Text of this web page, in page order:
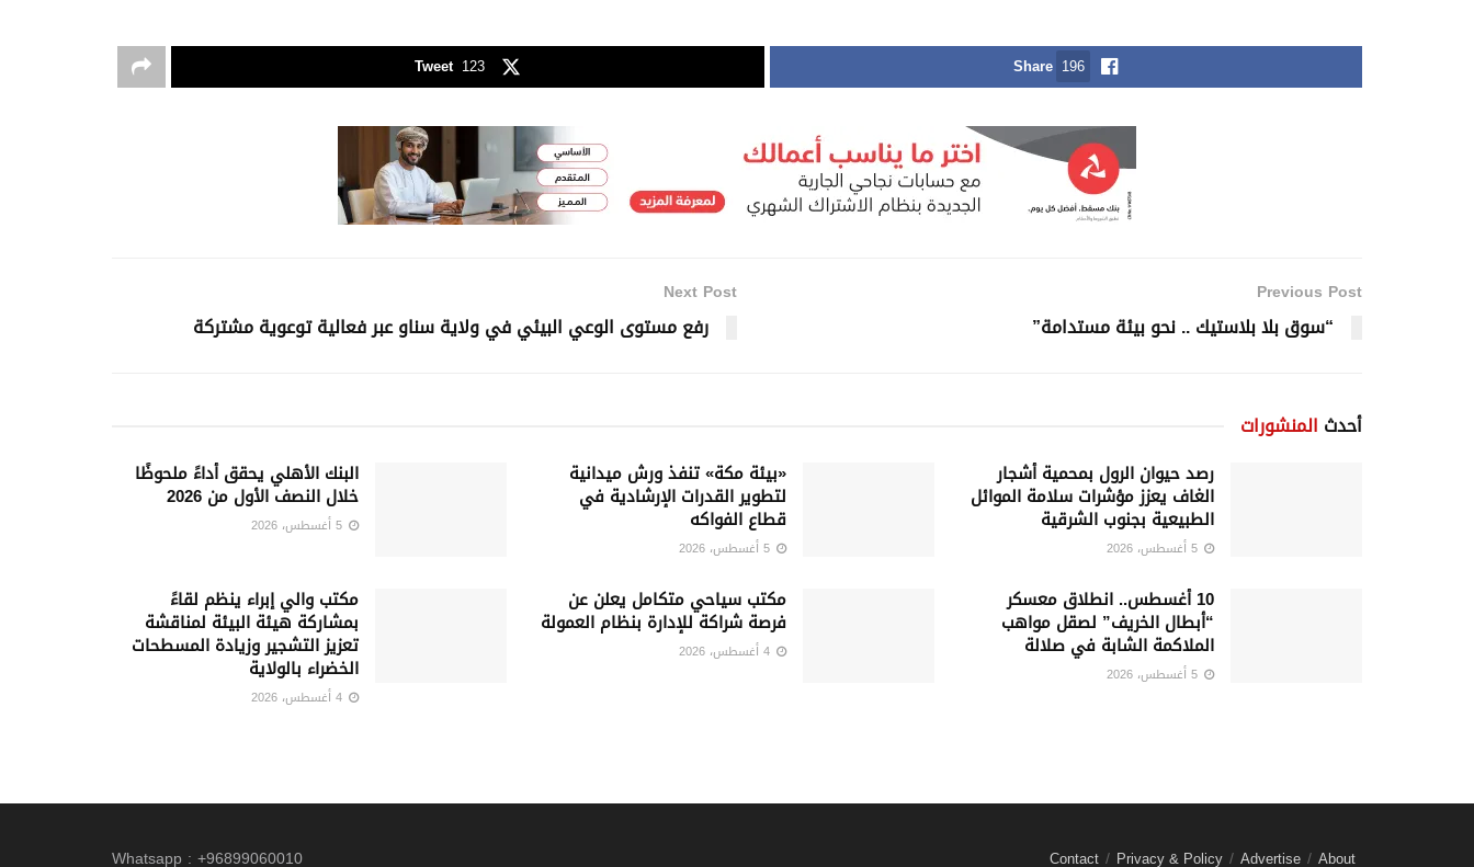
Share 196
Tweet 123
Previous Post
“سوق بلا بلاستيك .. نحو بيئة مستدامة”
Next Post
رفع مستوى الوعي البيئي في ولاية سناو عبر فعالية توعوية مشتركة
أحدث المنشورات
رصد حيوان الرول بمحمية أشجار
الغاف يعزز مؤشرات سلامة الموائل
الطبيعية بجنوب الشرقية
«بيئة مكة» تنفذ ورش ميدانية
لتطوير القدرات الإرشادية في
قطاع الفواكه
البنك الأهلي يحقق أداءً ملحوظًا
خلال النصف الأول من 2026
10 أغسطس.. انطلاق معسكر
“أبطال الخريف” لصقل مواهب
الملاكمة الشابة في صلالة
‏مكتب سياحي متكامل يعلن عن
فرصة شراكة للإدارة بنظام العمولة
مكتب والي إبراء ينظم لقاءً
بمشاركة هيئة البيئة لمناقشة
تعزيز التشجير وزيادة المسطحات
الخضراء بالولاية
About
Advertise
Privacy & Policy
Contact
Whatsapp : +96899060010